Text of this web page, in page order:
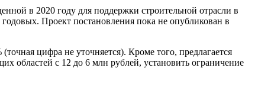
в 2020 году для поддержки строительной отрасли в
Проект постановления пока не опубликован в
цифра не уточняется). Кроме того, предлагается
областей с 12 до 6 млн рублей, установить ограничение